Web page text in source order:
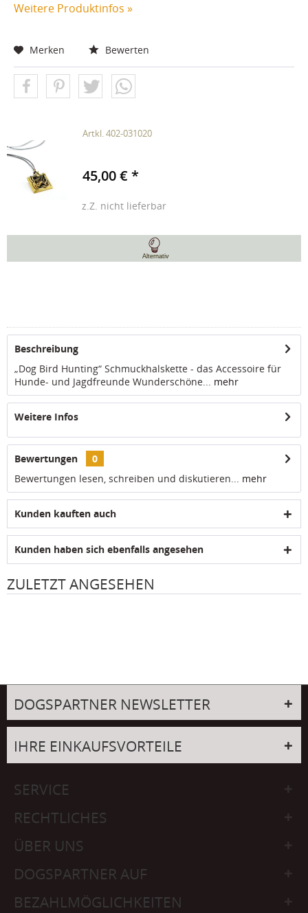
Weitere Produktinfos »
Merken Bewerten
Artkl. 402-031020
z.Z. nicht lieferbar
Alternativ
45,00 € *
Beschreibung
„Dog Bird Hunting“ Schmuckhalskette - das Accessoire für
Hunde- und Jagdfreunde Wunderschöne... mehr
Weitere Infos
Bewertungen
0
Bewertungen lesen, schreiben und diskutieren... mehr
Kunden kauften auch
Kunden haben sich ebenfalls angesehen
ZULETZT ANGESEHEN
DOGSPARTNER NEWSLETTER
IHRE EINKAUFSVORTEILE
SERVICE
RECHTLICHES
ÜBER UNS
DOGSPARTNER AUF
BEZAHLMÖGLICHKEITEN